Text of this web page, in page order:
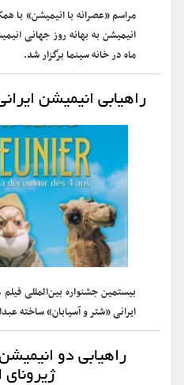
مراسم «عصرانه با انیمیشن» با
ماه در خانه سینما برگزار شد.
راهیابی انیمیشن
بیستمین جشنواره بین‌المللی
ایرانی «شتر و آسیابان» ساخته
راهیابی دو
ژیرونای